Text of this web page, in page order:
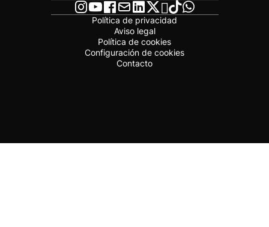
Política de privacidad
Aviso legal
Política de cookies
Configuración de cookies
Contacto